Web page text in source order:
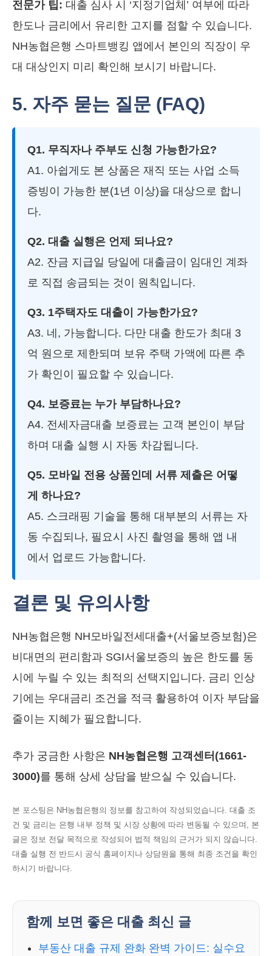
전문가 팁: 대출 심사 시 ‘지정기업체’ 여부에 따라
한도나 금리에서 유리한 고지를 점할 수 있습니다.
NH농협은행 스마트뱅킹 앱에서 본인의 직장이 우
대 대상인지 미리 확인해 보시기 바랍니다.
5. 자주 묻는 질문 (FAQ)
Q1. 무직자나 주부도 신청 가능한가요?
A1. 아쉽게도 본 상품은 재직 또는 사업 소득
증빙이 가능한 분(1년 이상)을 대상으로 합니
다.
Q2. 대출 실행은 언제 되나요?
A2. 잔금 지급일 당일에 대출금이 임대인 계좌
로 직접 송금되는 것이 원칙입니다.
Q3. 1주택자도 대출이 가능한가요?
A3. 네, 가능합니다. 다만 대출 한도가 최대 3
억 원으로 제한되며 보유 주택 가액에 따른 추
가 확인이 필요할 수 있습니다.
Q4. 보증료는 누가 부담하나요?
A4. 전세자금대출 보증료는 고객 본인이 부담
하며 대출 실행 시 자동 차감됩니다.
Q5. 모바일 전용 상품인데 서류 제출은 어떻
게 하나요?
A5. 스크래핑 기술을 통해 대부분의 서류는 자
동 수집되나, 필요시 사진 촬영을 통해 앱 내
에서 업로드 가능합니다.
결론 및 유의사항
NH농협은행 NH모바일전세대출+(서울보증보험)은
비대면의 편리함과 SGI서울보증의 높은 한도를 동
시에 누릴 수 있는 최적의 선택지입니다. 금리 인상
기에는 우대금리 조건을 적극 활용하여 이자 부담을
줄이는 지혜가 필요합니다.
추가 궁금한 사항은 NH농협은행 고객센터(1661-
3000)를 통해 상세 상담을 받으실 수 있습니다.
본 포스팅은 NH농협은행의 정보를 참고하여 작성되었습니다. 대출 조
건 및 금리는 은행 내부 정책 및 시장 상황에 따라 변동될 수 있으며, 본
글은 정보 전달 목적으로 작성되어 법적 책임의 근거가 되지 않습니다.
대출 실행 전 반드시 공식 홈페이지나 상담원을 통해 최종 조건을 확인
하시기 바랍니다.
함께 보면 좋은 대출 최신 글
부동산 대출 규제 완화 완벽 가이드: 실수요